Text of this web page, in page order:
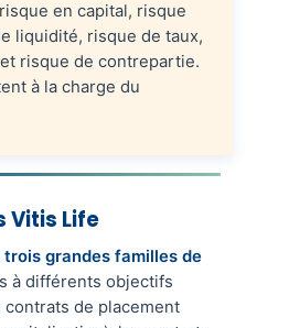
en capital, risque
liquidité, risque de taux,
risque de contrepartie.
à la charge du
Vitis Life
trois grandes familles de
à différents objectifs
contrats de placement